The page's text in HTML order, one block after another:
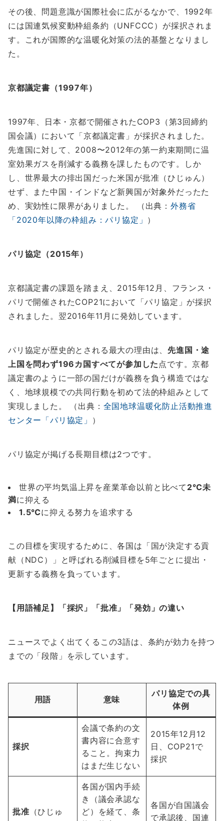
その後、問題意識が国際社会に広がるなかで、1992年
には国連気候変動枠組条約（UNFCCC）が採択されま
す。これが国際的な温暖化対策の法的基盤となりまし
た。
京都議定書（1997年）
1997年、日本・京都で開催されたCOP3（第3回締約
国会議）において「京都議定書」が採択されました。
先進国に対して、2008〜2012年の第一約束期間に温
室効果ガスを削減する義務を課したものです。しか
し、世界最大の排出国だった米国が批准（ひじゅん）
せず、また中国・インドなど新興国が対象外だったた
め、実効性に限界がありました。 （出典： 外務省
「2020年以降の枠組み：パリ協定」 ）
パリ協定（2015年）
京都議定書の課題を踏まえ、2015年12月、フランス・
パリで開催されたCOP21において「パリ協定」が採択
されました。翌2016年11月に発効しています。
パリ協定が歴史的とされる最大の理由は、 先進国・途
上国を問わず196カ国すべてが参加した 点です。京都
議定書のように一部の国だけが義務を負う構造ではな
く、地球規模での共同行動を初めて法的枠組みとして
実現しました。 （出典： 全国地球温暖化防止活動推進
センター「パリ協定」 ）
パリ協定が掲げる長期目標は2つです。
世界の平均気温上昇を産業革命以前と比べて 2℃未
満に抑える
1.5℃に抑える努力を追求する
この目標を実現するために、各国は「国が決定する貢
献（NDC）」と呼ばれる削減目標を5年ごとに提出・
更新する義務を負っています。
【用語補足】「採択」「批准」「発効」の違い
ニュースでよく出てくるこの3語は、条約が効力を持つ
までの「段階」を示しています。
用語 意味
パリ協定での具
体例
採択
会議で条約の文
書内容に合意す
ること。拘束力
はまだ生じない
2015年12月12
日、COP21で
採択
批准 （ひじゅ
各国が国内手続
き（議会承認な
ど）を経て、条
各国が自国議会
で承認後、国連